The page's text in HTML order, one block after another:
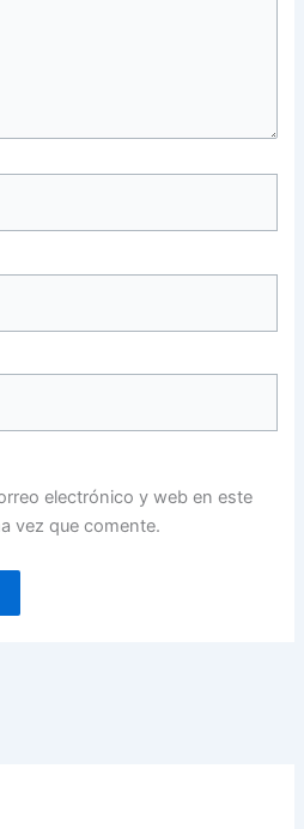
electrónico y web en este
vez que comente.